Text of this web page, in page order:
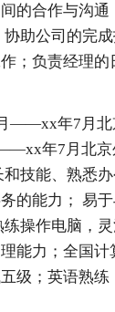
的合作与沟通
助公司的完
；负责经理的
——xx年7月北
年7月北京
技能、熟悉办
的能力； 易
操作电脑，
能力；全国计
级；英语熟练